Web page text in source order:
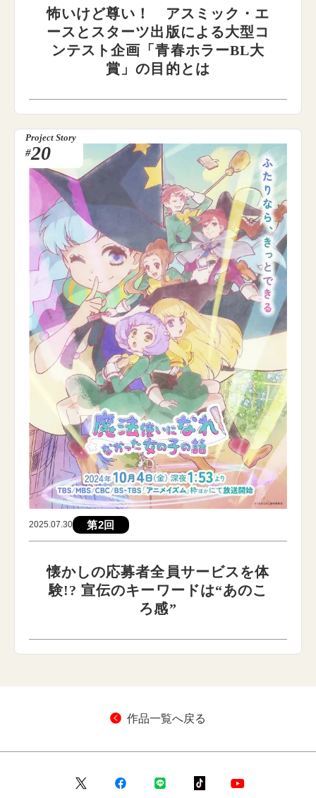
怖いけど尊い！ アスミック・エ
ースとスターツ出版による大型コ
ンテスト企画「青春ホラーBL大
賞」の目的とは
Project Story
#20
2025.07.30 第2回
懐かしの応募者全員サービスを体
験!? 宣伝のキーワードは“あのこ
ろ感”
作品一覧へ戻る